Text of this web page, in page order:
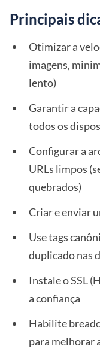
Principais
Otimizar a
imagens,
lento)
Garantir a
todos os
Configurar a
URLs limpos
quebrados)
Criar e enviar
Use tags
duplicado nas
Instale o SSL
a confiança
Habilite
para melhorar